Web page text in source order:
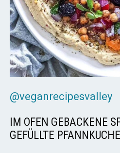
@veganrecipesvalley
IM OFEN GEBACKENE
GEFÜLLTE